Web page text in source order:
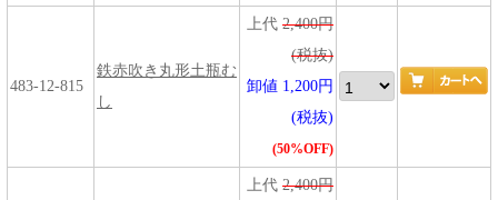
483-12-815
鉄赤吹き丸形土瓶む
し
上代 2,400円
(税抜)
卸値 1,200円
(税抜)
(50%OFF)
上代 2,400円